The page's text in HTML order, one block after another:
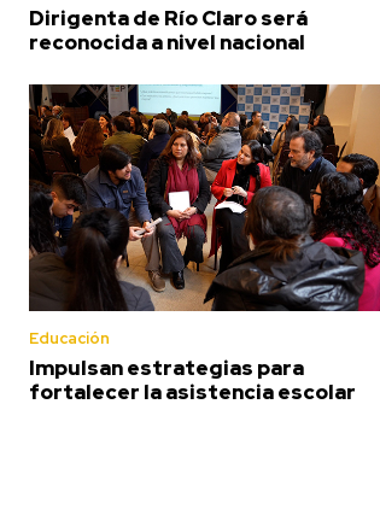
Dirigenta de Río Claro será
reconocida a nivel nacional
Educación
Impulsan estrategias para
fortalecer la asistencia escolar